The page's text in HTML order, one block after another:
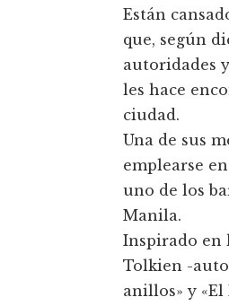
Están
que, según
autoridades
les hace
ciudad.
Una de sus
emplearse
uno de los
Manila.
Inspirado en
Tolkien -
anillos» y